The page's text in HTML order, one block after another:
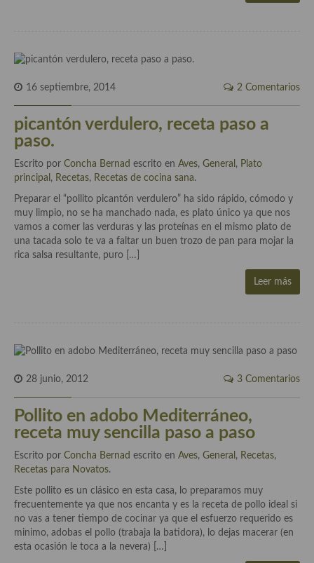
Salsas y mojos
Aperitivos
Bebidas
Bocadillos, hamburguesas, sándwich, emparedados, tostas y
demás
Pasta
Arroces Y fideuás
Cuscús
Huevos
16 septiembre, 2014 2 Comentarios
picantón verdulero, receta paso a
paso.
Escrito por Concha Bernad escrito en Aves, General , Plato
principal , Recetas, Recetas de cocina sana.
Preparar el “pollito picantón verdulero” ha sido rápido, cómodo y
muy limpio, no se ha manchado nada, es plato único ya que nos
vamos a comer las verduras y las proteínas en el mismo plato de
una tacada solo te va a faltar un buen trozo de pan para mojar la
rica salsa resultante, puro […]
Leer más
28 junio, 2012 3 Comentarios
Pollito en adobo Mediterráneo,
receta muy sencilla paso a paso
Escrito por Concha Bernad escrito en Aves, General , Recetas,
Recetas para Novatos.
Este pollito es un clásico en esta casa, lo preparamos muy
frecuentemente ya que nos encanta y es la receta de pollo ideal si
no vas a tener tiempo de cocinar ya que el esfuerzo requerido es
minimo, adobas el pollo (trabaja la batidora), lo dejas macerar (en
esta ocasión le toca a la nevera) […]